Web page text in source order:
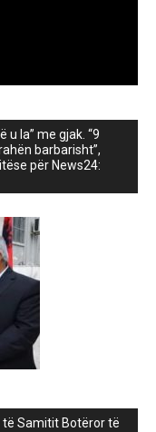
u la” me gjak. “9
barbarisht”,
për News24:
të Samitit Botëror të